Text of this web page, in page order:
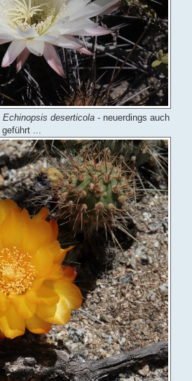
Echinopsis deserticola - neuerdings auch
geführt ...